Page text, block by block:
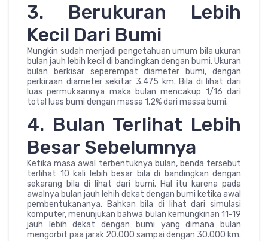
3. Berukuran Lebih
Kecil Dari Bumi
Mungkin sudah menjadi pengetahuan umum bila ukuran
bulan jauh lebih kecil di bandingkan dengan bumi. Ukuran
bulan berkisar seperempat diameter bumi, dengan
perkiraan diameter sekitar 3.475 km. Bila di lihat dari
luas permukaannya maka bulan mencakup 1/16 dari
total luas bumi dengan massa 1,2% dari massa bumi.
4. Bulan Terlihat Lebih
Besar Sebelumnya
Ketika masa awal terbentuknya bulan, benda tersebut
terlihat 10 kali lebih besar bila di bandingkan dengan
sekarang bila di lihat dari bumi. Hal itu karena pada
awalnya bulan jauh lehih dekat dengan bumi ketika awal
pembentukananya. Bahkan bila di lihat dari simulasi
komputer, menunjukan bahwa bulan kemungkinan 11-19
jauh lebih dekat dengan bumi yang dimana bulan
mengorbit paa jarak 20.000 sampai dengan 30.000 km.